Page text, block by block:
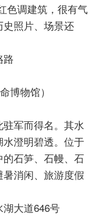
色调建筑，很有气
照片、场景还
物馆）
军而得名。其水
澄明碧透。位于
石笋、石幔、石
消闲、旅游度假
大道646号